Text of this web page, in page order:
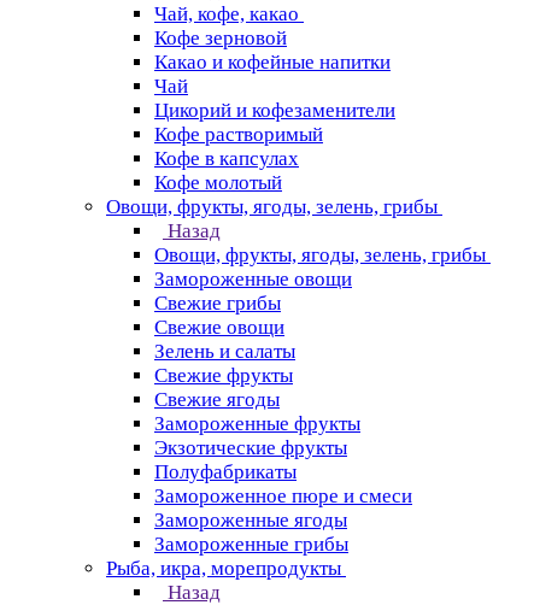
Чай, кофе, какао
Кофе зерновой
Какао и кофейные напитки
Чай
Цикорий и кофезаменители
Кофе растворимый
Кофе в капсулах
Кофе молотый
Овощи, фрукты, ягоды, зелень, грибы
Назад
Овощи, фрукты, ягоды, зелень, грибы
Замороженные овощи
Свежие грибы
Свежие овощи
Зелень и салаты
Свежие фрукты
Свежие ягоды
Замороженные фрукты
Экзотические фрукты
Полуфабрикаты
Замороженное пюре и смеси
Замороженные ягоды
Замороженные грибы
Рыба, икра, морепродукты
Назад